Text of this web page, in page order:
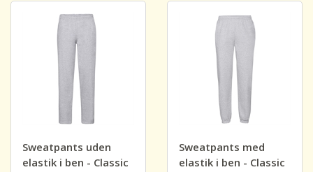
Sweatpants uden
elastik i ben - Classic
Sweatpants med
elastik i ben - Classic